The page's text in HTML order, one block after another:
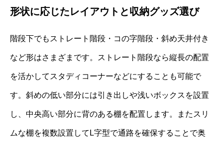
形状に応じたレイアウトと収納グッズ選び
階段下でもストレート階段・コの字階段・斜め天井付き
など形はさまざまです。ストレート階段なら縦長の配置
を活かしてスタディコーナーなどにすることも可能で
す。斜めの低い部分には引き出しや浅いボックスを設置
し、中央高い部分に背のある棚を配置します。またスリ
ムな棚を複数設置してL字型で通路を確保することで奥